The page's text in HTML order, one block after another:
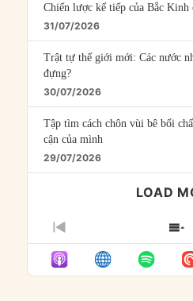
Chiến lược kế tiếp của Bắc
31/07/2026
Trật tự thế giới mới: Các nước
đựng?
30/07/2026
Tập tìm cách chôn vùi bê bối
cận của mình
29/07/2026
LOAD
PREVIOUS
EPISODE